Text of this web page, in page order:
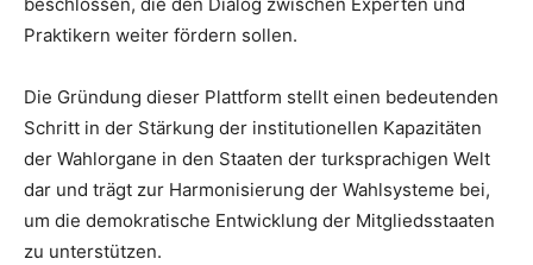
Praktikern weiter fördern sollen.
Die Gründung dieser Plattform stellt einen bedeutenden
Schritt in der Stärkung der institutionellen Kapazitäten
der Wahlorgane in den Staaten der turksprachigen Welt
dar und trägt zur Harmonisierung der Wahlsysteme bei,
um die demokratische Entwicklung der Mitgliedsstaaten
zu unterstützen.